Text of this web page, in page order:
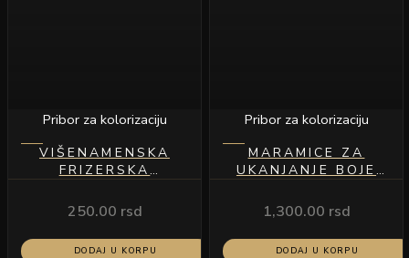
Pribor za kolorizaciju
VIŠENAMENSKA
FRIZERSKA
SILVER
250.00 rsd
DODAJ U KORPU
Pribor za kolorizaciju
MARAMICE ZA
UKANJANJE BOJE
1,300.00 rsd
DODAJ U KORPU